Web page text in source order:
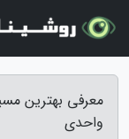
معرفی بهترین
واحدی